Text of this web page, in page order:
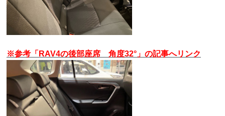
※参考「RAV4の後部座席 角度32°」の記事へリンク